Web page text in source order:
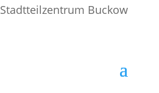
Stadtteilzentrum Buckow